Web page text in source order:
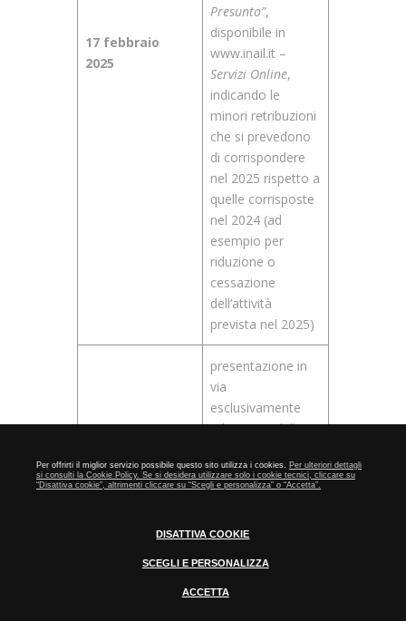
Per offrirti il miglior servizio possibile questo sito utilizza i cookies. Per ulteriori dettagli
si consulti la Cookie Policy. Se si desidera utilizzare solo i cookie tecnici, cliccare su
“Disattiva cookie”, altrimenti cliccare su “Scegli e personalizza” o “Accetta”.
DISATTIVA COOKIE
SCEGLI E PERSONALIZZA
ACCETTA
17 febbraio
2025
Presunto”,
disponibile in
www.inail.it –
Servizi Online,
indicando le
minori retribuzioni
che si prevedono
di corrispondere
nel 2025 rispetto a
quelle corrisposte
nel 2024 (ad
esempio per
riduzione o
cessazione
dell’attività
prevista nel 2025)
28 febbraio
presentazione in
via
esclusivamente
telematica della
retribuzioni effettiv
amente
nell’anno 2024,
dell’eventuale
comunicazione del